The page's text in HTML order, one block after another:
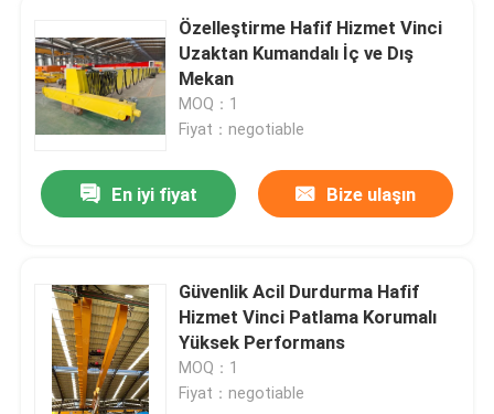
Özelleştirme Hafif Hizmet Vinci
Uzaktan Kumandalı İç ve Dış
Mekan
MOQ：1
Fiyat：negotiable
En iyi fiyat Bize ulaşın
Güvenlik Acil Durdurma Hafif
Hizmet Vinci Patlama Korumalı
Yüksek Performans
MOQ：1
Fiyat：negotiable